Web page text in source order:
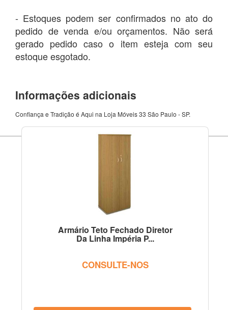
- Estoques podem ser confirmados no ato do
pedido de venda e/ou orçamentos. Não será
gerado pedido caso o item esteja com seu
estoque esgotado.
Informações adicionais
Confiança e Tradição é Aqui na Loja Móveis 33 São Paulo - SP.
Armário Teto Fechado Diretor
Da Linha Impéria P...
CONSULTE-NOS